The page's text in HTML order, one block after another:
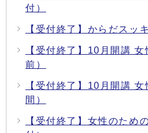
付）
【受付終了】からだスッ
【受付終了】10月開講
前）
【受付終了】10月開講
間）
【受付終了】女性のため